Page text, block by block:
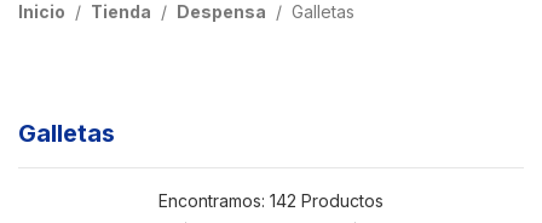
Inicio Tienda Despensa Galletas
Galletas
Encontramos: 142 Productos